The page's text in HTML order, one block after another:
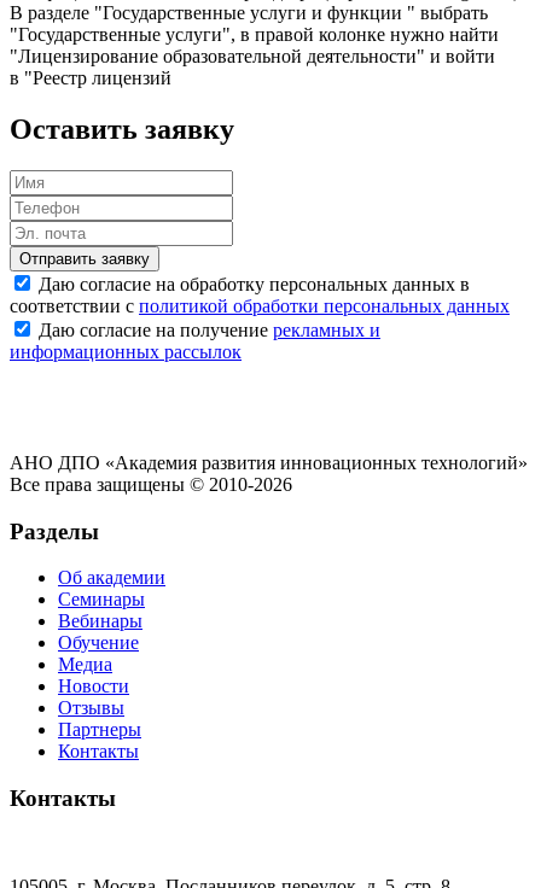
В разделе "Государственные услуги и функции " выбрать
"Государственные услуги", в правой колонке нужно найти
"Лицензирование образовательной деятельности" и войти
в "Реестр лицензий
Оставить заявку
Отправить заявку
Даю согласие на обработку персональных данных в
соответствии с политикой обработки персональных данных
Даю согласие на получение рекламных и
информационных рассылок
АНО ДПО «Академия развития инновационных технологий»
Все права защищены © 2010-2026
Разделы
Об академии
Семинары
Вебинары
Обучение
Медиа
Новости
Отзывы
Партнеры
Контакты
Контакты